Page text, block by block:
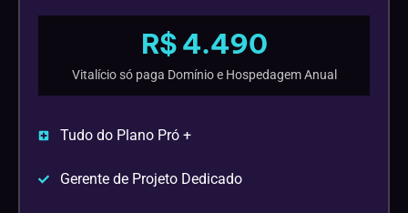
R$ 4.490
Vitalício só paga Domínio e Hospedagem Anual
Tudo do Plano Pró +
Gerente de Projeto Dedicado